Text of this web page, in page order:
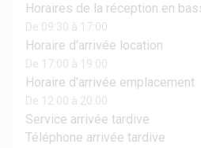
Horaires de la réception en
De 09:30 à 17:00
Horaire d'arrivée location
De 17:00 à 19:00
Horaire d'arrivée emplacement
De 12:00 à 20:00
Service arrivée tardive
Téléphone arrivée tardive